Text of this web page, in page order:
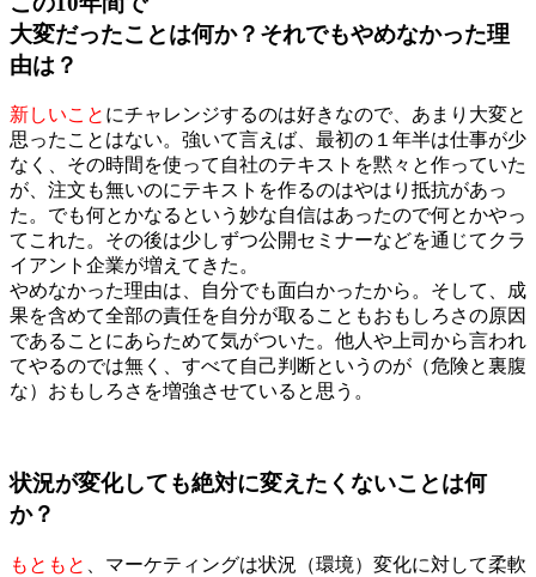
大変だったことは何か？それでもやめなかった理
由は？
新しいこと にチャレンジするのは好きなので、あまり大変と
思ったことはない。強いて言えば、最初の１年半は仕事が少
なく、その時間を使って自社のテキストを黙々と作っていた
が、注文も無いのにテキストを作るのはやはり抵抗があっ
た。でも何とかなるという妙な自信はあったので何とかやっ
てこれた。その後は少しずつ公開セミナーなどを通じてクラ
イアント企業が増えてきた。
やめなかった理由は、自分でも面白かったから。そして、成
果を含めて全部の責任を自分が取ることもおもしろさの原因
であることにあらためて気がついた。他人や上司から言われ
てやるのでは無く、すべて自己判断というのが（危険と裏腹
な）おもしろさを増強させていると思う。
状況が変化しても絶対に変えたくないことは何
か？
もともと
、マーケティングは状況（環境）変化に対して柔軟